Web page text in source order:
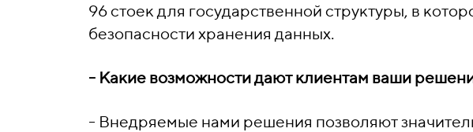
96 стоек для государственной структуры, в
безопасности хранения данных.
- Какие возможности дают клиентам ваши
- Внедряемые нами решения позволяют